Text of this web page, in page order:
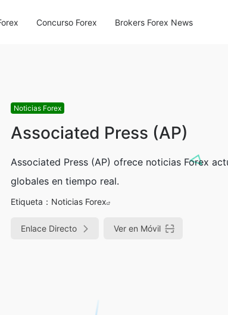
Concurso Forex Brokers Forex News
Noticias Forex
Associated Press (AP)
Associated Press (AP) ofrece noticias Forex
globales en tiempo real.
Etiqueta： Noticias Forex
Enlace Directo Ver en Móvil